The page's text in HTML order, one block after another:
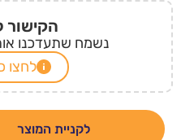
הקישור
נשמח שתעדכנו
לחצו
לקניית המוצר